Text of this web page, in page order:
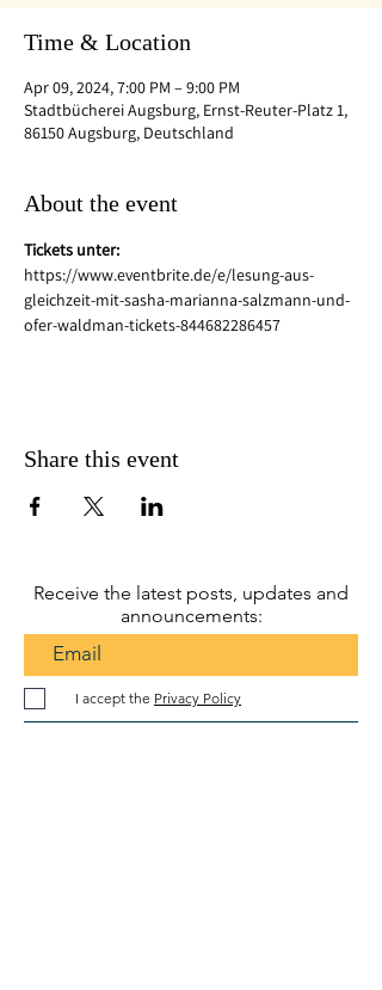
Time & Location
Apr 09, 2024, 7:00 PM – 9:00 PM
Stadtbücherei Augsburg, Ernst-Reuter-Platz 1,
86150 Augsburg, Deutschland
About the event
Tickets unter:
https://www.eventbrite.de/e/lesung-aus-
gleichzeit-mit-sasha-marianna-salzmann-und-
ofer-waldman-tickets-844682286457
Share this event
Receive the latest posts, updates and
announcements:
I accept the Privacy Policy